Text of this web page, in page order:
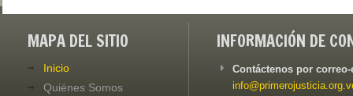
MAPA DEL SITIO
Inicio
Quiénes Somos
INFORMACIÓN DE
Contáctenos por